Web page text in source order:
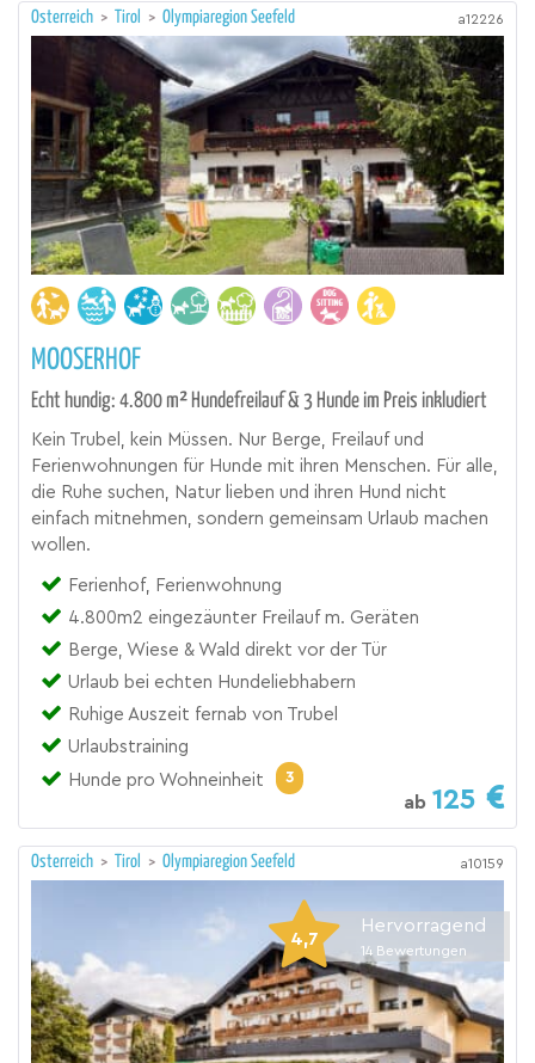
Österreich > Tirol > Olympiaregion Seefeld a12226
MOOSERHOF
Echt hundig: 4.800 m² Hundefreilauf & 3 Hunde im Preis inkludiert
Kein Trubel, kein Müssen. Nur Berge, Freilauf und
Ferienwohnungen für Hunde mit ihren Menschen. Für alle,
die Ruhe suchen, Natur lieben und ihren Hund nicht
einfach mitnehmen, sondern gemeinsam Urlaub machen
wollen.
Ferienhof, Ferienwohnung
4.800m2 eingezäunter Freilauf m. Geräten
Berge, Wiese & Wald direkt vor der Tür
Urlaub bei echten Hundeliebhabern
Ruhige Auszeit fernab von Trubel
Urlaubstraining
Hunde pro Wohneinheit
3
ab 125
Österreich > Tirol > Olympiaregion Seefeld a10159
4,7
Hervorragend
14 Bewertungen